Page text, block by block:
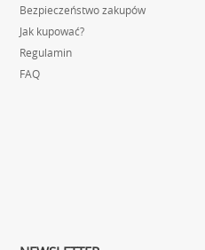
Bezpieczeństwo zakupów
Jak kupować?
Regulamin
FAQ